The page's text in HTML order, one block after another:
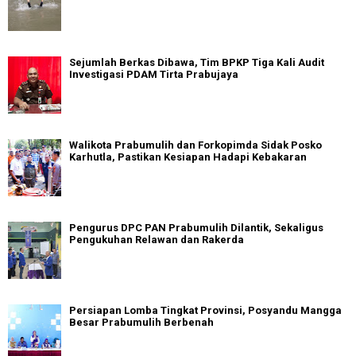
Sejumlah Berkas Dibawa, Tim BPKP Tiga Kali Audit
Investigasi PDAM Tirta Prabujaya
Walikota Prabumulih dan Forkopimda Sidak Posko
Karhutla, Pastikan Kesiapan Hadapi Kebakaran
Pengurus DPC PAN Prabumulih Dilantik, Sekaligus
Pengukuhan Relawan dan Rakerda
Persiapan Lomba Tingkat Provinsi, Posyandu Mangga
Besar Prabumulih Berbenah